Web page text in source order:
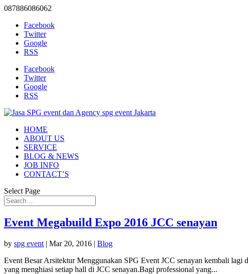
087886086062
Facebook
Twitter
Google
RSS
Facebook
Twitter
Google
RSS
HOME
ABOUT US
SERVICE
BLOG & NEWS
JOB INFO
CONTACT’S
Select Page
Event Megabuild Expo 2016 JCC senayan
by spg event | Mar 20, 2016 | Blog
Event Besar Arsitektur Menggunakan SPG Event JCC senayan kembali
yang menghiasi setiap hall di JCC senayan.Bagi professional yang...